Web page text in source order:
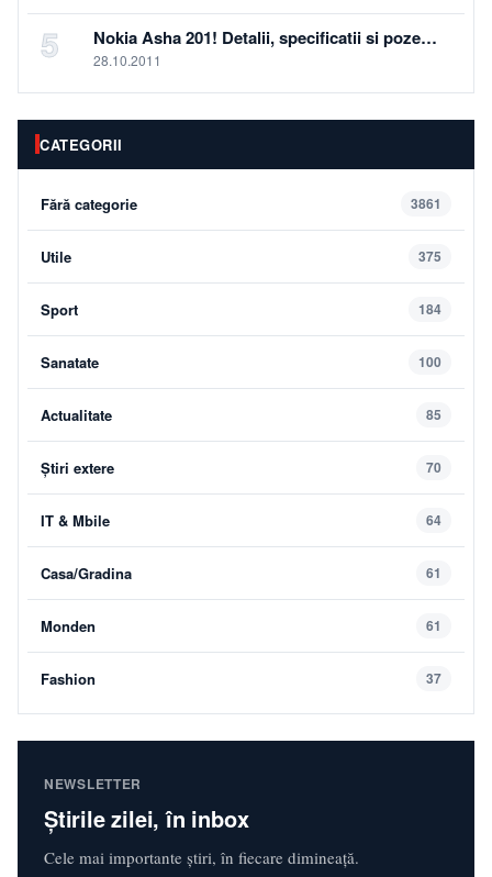
5 Nokia Asha 201! Detalii, specificatii si poze…
28.10.2011
CATEGORII
Fără categorie 3861
Utile 375
Sport 184
Sanatate 100
Actualitate 85
Știri extere 70
IT & Mbile 64
Casa/Gradina 61
Monden 61
Fashion 37
NEWSLETTER
Știrile zilei, în inbox
Cele mai importante știri, în fiecare dimineață.